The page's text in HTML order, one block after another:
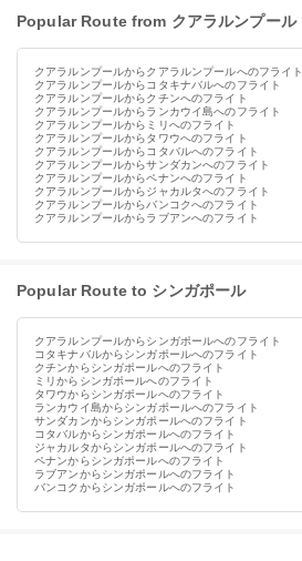
Popular Route from クアラルンプール
クアラルンプールからクアラルンプールへのフライト
クアラルンプールからコタキナバルへのフライト
クアラルンプールからクチンへのフライト
クアラルンプールからランカウイ島へのフライト
クアラルンプールからミリへのフライト
クアラルンプールからタワウへのフライト
クアラルンプールからコタバルへのフライト
クアラルンプールからサンダカンへのフライト
クアラルンプールからペナンへのフライト
クアラルンプールからジャカルタへのフライト
クアラルンプールからバンコクへのフライト
クアラルンプールからラブアンへのフライト
Popular Route to シンガポール
クアラルンプールからシンガポールへのフライト
コタキナバルからシンガポールへのフライト
クチンからシンガポールへのフライト
ミリからシンガポールへのフライト
タワウからシンガポールへのフライト
ランカウイ島からシンガポールへのフライト
サンダカンからシンガポールへのフライト
コタバルからシンガポールへのフライト
ジャカルタからシンガポールへのフライト
ペナンからシンガポールへのフライト
ラブアンからシンガポールへのフライト
バンコクからシンガポールへのフライト